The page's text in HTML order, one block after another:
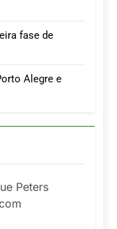
fase de
Alegre e
Peters